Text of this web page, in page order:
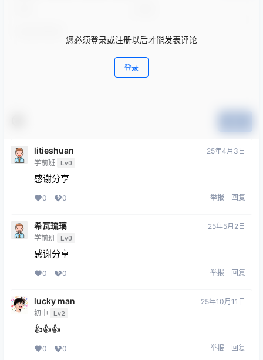
您必须登录或注册以后才能发表评论
登录
litieshuan
学前班 Lv0
25年4月3日
感谢分享
0 0 举报 回复
希瓦琉璃
学前班 Lv0
25年5月2日
感谢分享
0 0 举报 回复
lucky man
初中 Lv2
25年10月11日
👍👍👍
0 0 举报 回复